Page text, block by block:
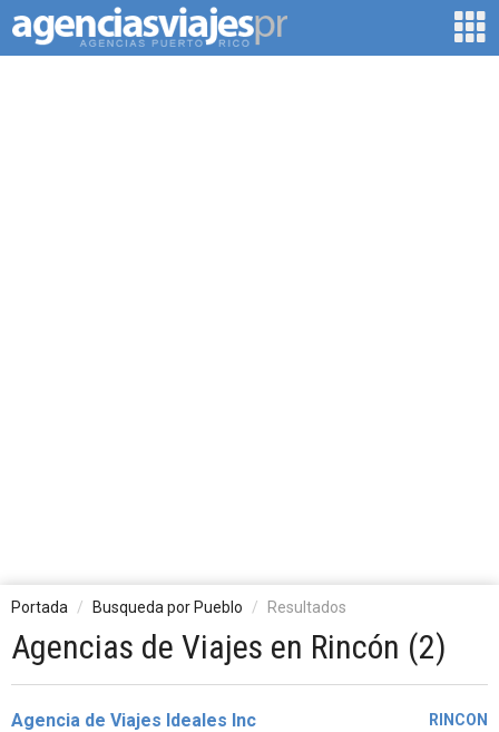
Portada Busqueda por Pueblo Resultados
Agencias de Viajes en Rincón (2)
Agencia de Viajes Ideales Inc
RINCON